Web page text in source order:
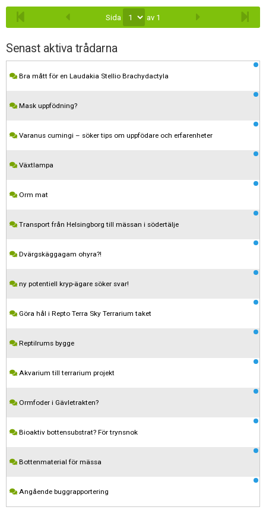
Sida av 1
Senast aktiva trådarna
Bra mått för en Laudakia Stellio Brachydactyla
Mask uppfödning?
Varanus cumingi – söker tips om uppfödare och erfarenheter
Växtlampa
Orm mat
Transport från Helsingborg till mässan i södertälje
Dvärgskäggagam ohyra?!
ny potentiell kryp-ägare söker svar!
Göra hål i Repto Terra Sky Terrarium taket
Reptilrums bygge
Akvarium till terrarium projekt
Ormfoder i Gävletrakten?
Bioaktiv bottensubstrat? För trynsnok
Bottenmaterial för mässa
Angående buggrapportering